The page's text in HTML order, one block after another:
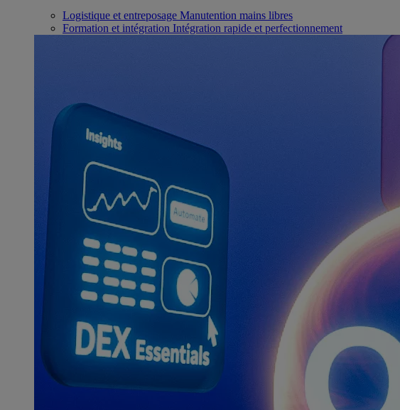
Logistique et entreposage Manutention mains libres
Formation et intégration Intégration rapide et perfectionnement